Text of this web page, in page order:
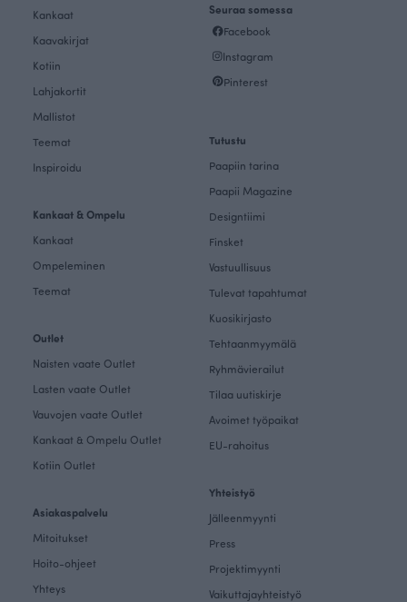
Kankaat
Kaavakirjat
Kotiin
Lahjakortit
Mallistot
Teemat
Inspiroidu
Kankaat & Ompelu
Kankaat
Ompeleminen
Teemat
Outlet
Naisten vaate Outlet
Lasten vaate Outlet
Vauvojen vaate Outlet
Kankaat & Ompelu Outlet
Kotiin Outlet
Asiakaspalvelu
Mitoitukset
Hoito-ohjeet
Yhteys
Seuraa somessa
Facebook
Instagram
Pinterest
Tutustu
Paapiin tarina
Paapii Magazine
Designtiimi
Finsket
Vastuullisuus
Tulevat tapahtumat
Kuosikirjasto
Tehtaanmyymälä
Ryhmävierailut
Tilaa uutiskirje
Avoimet työpaikat
EU-rahoitus
Yhteistyö
Jälleenmyynti
Press
Projektimyynti
Vaikuttajayhteistyö